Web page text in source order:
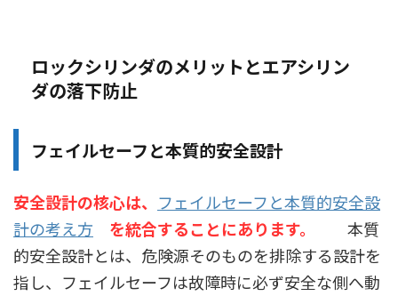
ロックシリンダのメリットとエアシリン
ダの落下防止
フェイルセーフと本質的安全設計
安全設計の核心は、 フェイルセーフと本質的安全設
計の考え方 を統合することにあります。
本質
的安全設計とは、危険源そのものを排除する設計を
指し、フェイルセーフは故障時に必ず安全な側へ動